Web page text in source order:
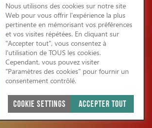
CONDITIONS GENERALES/RGPD
SITE WEB ÉCO-RESPONSABLE 2026
Nous utilisons des cookies sur notre site
Web pour vous offrir l'expérience la plus
pertinente en mémorisant vos préférences
et vos visites répétées. En cliquant sur
"Accepter tout", vous consentez à
l'utilisation de TOUS les cookies.
Cependant, vous pouvez visiter
"Paramètres des cookies" pour fournir un
consentement contrôlé.
COOKIE SETTINGS ACCEPTER TOUT